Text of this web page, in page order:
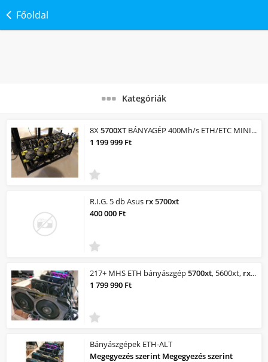
Főoldal
Kategóriák
8X5700XTBÁNYAGÉP 400Mh/s ETH/ETC MINING RIG !!!GARANCIA!!! !!!LEGJOBB ÁR/ÉRTÉK...
1 199 999 Ft
R.I.G. 5 db Asus rx5700xt
400 000 Ft
217+ MHS ETH bányászgép5700xt, 5600xt, rx480,
1 799 990 Ft
Bányászgépek ETH-ALT
Megegyezés szerint Megegyezés szerint